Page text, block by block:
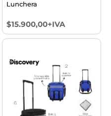
Lunchera
$15.900,00+IVA